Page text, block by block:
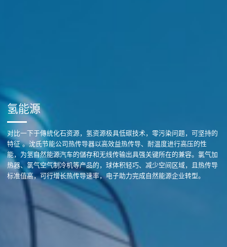
氢能源
对比一下于傳統化石资源，氢资源极具低碳技术，零污染问题，可坚持的
特征 。沈氏节能公司热传导器以高效益热传导、耐温度进行高压的性
能，为氢自然能源汽车的儲存和无线传输出具强关键所在的兼容。氯气加
热器、氯气空气制冷机等产品的，球体积轻巧、减少空间区域，且热传导
标准值高，可行增长热传导速率，电子助力完成自然能源企业转型。